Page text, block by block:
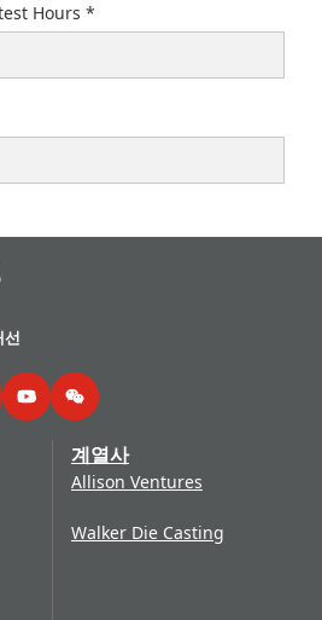
Hours
YouTubeWeChat
계열사
Allison Ventures
Walker Die Casting